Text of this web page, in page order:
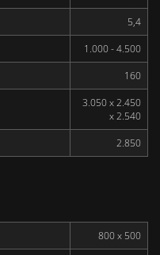
5,4
1.000 - 4.500
160
3.050 x 2.450
x 2.540
2.850
800 x 500